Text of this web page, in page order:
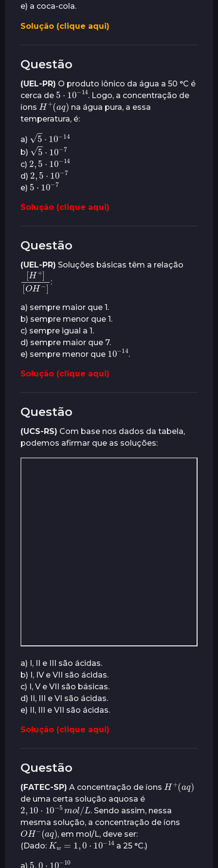
e) a coca-cola.
Solução (clique aqui)
Questão
(UEL-PR) O produto iônico da água a 50 °C é
cerca de
5⋅ 10−
14
. Logo, a concentração de
íons
H+
(aq
na água pura, a essa
temperatura, é:
a)
5⋅10−14
b)
5⋅10 −7
c)
2 ,5 10−
14
d)
2,5 10−
7
e)
5 ⋅10−
7
Solução (clique aqui)
Questão
(UEL-PR) Soluções básicas têm a relação
[H+]
OH−
:
a) sempre maior que 1.
b) sempre menor que 1.
c) sempre igual a 1.
d) sempre maior que 7.
e) sempre menor que
10−
14
.
Solução (clique aqui)
Questão
(UCS-RS) Com base nos dados da tabela,
podemos afirmar que as soluções:
a) I, II e III são ácidas.
b) I, IV e VII são ácidas.
c) I, V e VII são básicas.
d) II, III e VI são ácidas.
e) II, III e VII são ácidas.
Solução (clique aqui)
Questão
(FATEC-SP) A concentração de íons
H+
( a q
de uma certa solução aquosa é
2,10⋅10−5 m ol/
L
. Sendo assim, nessa
mesma solução, a concentração de íons
OH−
(aq)
, em mol/L, deve ser:
(Dado:
Kw= 1,0⋅10−14
a 25 °C.)
a)
5 ,0 10−
10